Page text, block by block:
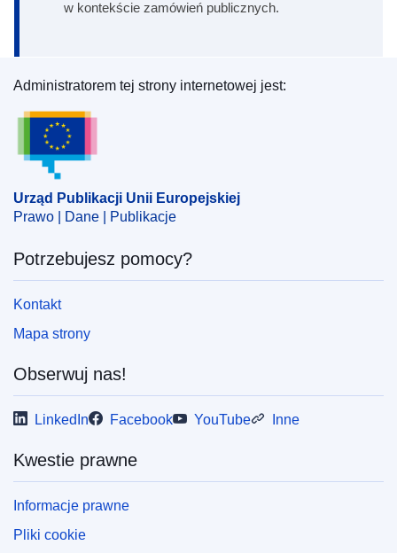
w kontekście zamówień publicznych.
Urząd Publikacji Unii Europejskiej
Administratorem tej strony internetowej jest:
Urząd Publikacji Unii Europejskiej
Prawo | Dane | Publikacje
Potrzebujesz pomocy?
Kontakt
Mapa strony
Obserwuj nas!
LinkedIn Facebook YouTube Inne
Kwestie prawne
Informacje prawne
Pliki cookie